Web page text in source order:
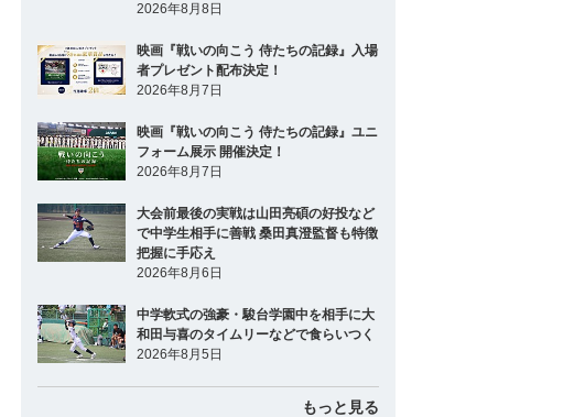
2026年8月8日
映画『戦いの向こう 侍たちの記録』入場
者プレゼント配布決定！
2026年8月7日
映画『戦いの向こう 侍たちの記録』ユニ
フォーム展示 開催決定！
2026年8月7日
大会前最後の実戦は山田亮碩の好投など
で中学生相手に善戦 桑田真澄監督も特徴
把握に手応え
2026年8月6日
中学軟式の強豪・駿台学園中を相手に大
和田与喜のタイムリーなどで食らいつく
2026年8月5日
もっと見る